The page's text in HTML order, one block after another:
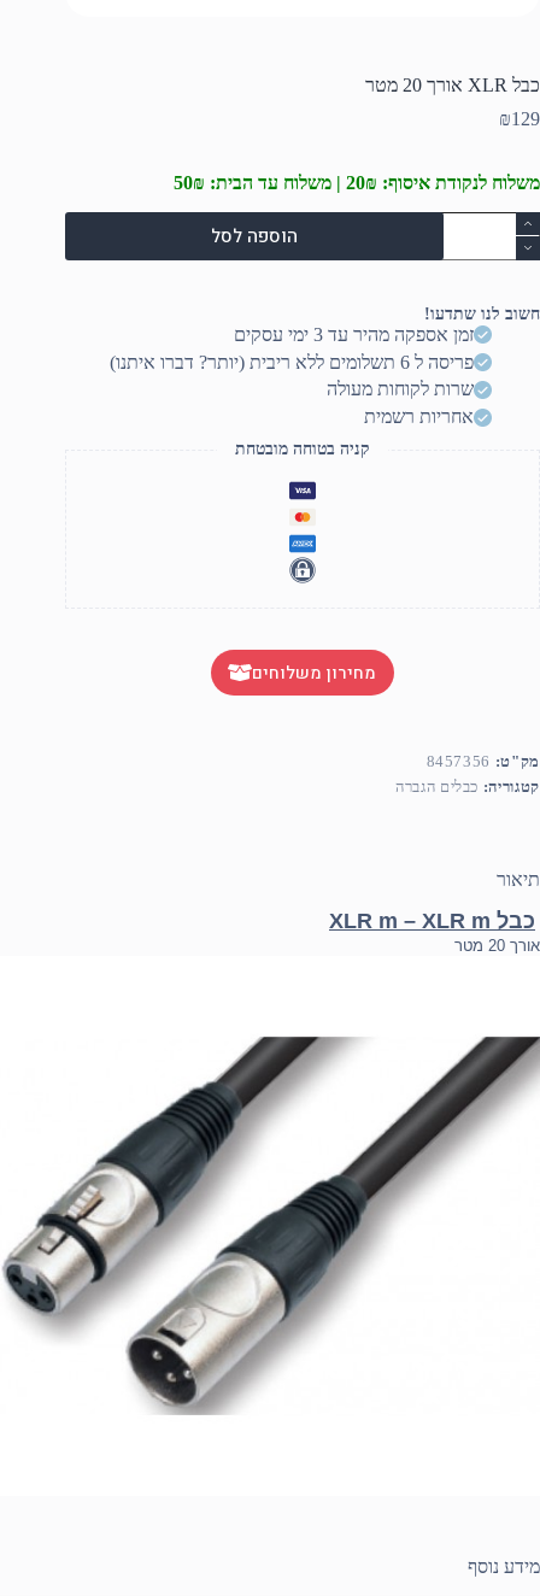
כבל XLR אורך 20 מטר
₪129
משלוח לנקודת איסוף: 20₪ | משלוח עד הבית: 50₪
כמות
של
כבל
20
הוספה לסל
חשוב לנו שתדעו!
זמן אספקה מהיר עד 3 ימי עסקים
פריסה ל 6 תשלומים ללא ריבית (יותר? דברו איתנו)
שרות לקוחות מעולה
אחריות רשמית
קניה בטוחה מובטחת
מחירון משלוחים
מק"ט: 8457356
קטגוריה: כבלים הגברה
תיאור
כבל XLR m – XLR m
אורך 20 מטר
מידע נוסף